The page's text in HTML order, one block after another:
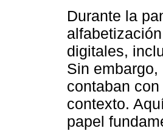
Durante la
digitales,
Sin
contaban
contexto.
papel